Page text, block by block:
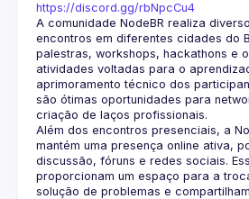
https://discord.gg/rbNpcCu4
A comunidade NodeBR realiza
encontros em diferentes cidades do
palestras, workshops, hackathons e
atividades voltadas para o
aprimoramento técnico dos
são ótimas oportunidades para
Além dos encontros presenciais, a
mantém uma presença online ativa,
discussão, fóruns e redes sociais.
proporcionam um espaço para a
solução de problemas e